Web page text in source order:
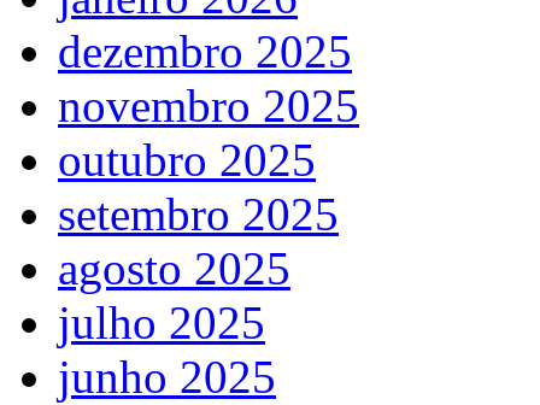
dezembro 2025
novembro 2025
outubro 2025
setembro 2025
agosto 2025
julho 2025
junho 2025